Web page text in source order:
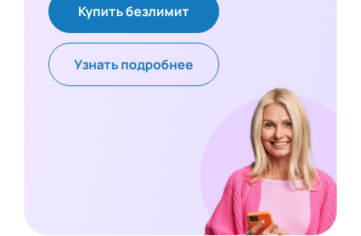
Купить безлимит
Узнать подробнее